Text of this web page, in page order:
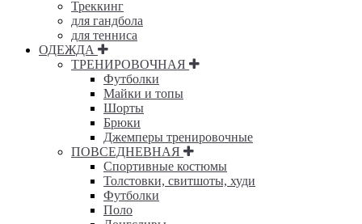
Треккинг
для гандбола
для тенниса
ОДЕЖДА
ТРЕНИРОВОЧНАЯ
Футболки
Майки и топы
Шорты
Брюки
Джемперы тренировочные
ПОВСЕДНЕВНАЯ
Спортивные костюмы
Толстовки, свитшоты, худи
Футболки
Поло